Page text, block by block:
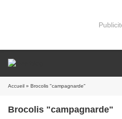
Accueil » Brocolis "campagnarde"
Brocolis "campagnarde"